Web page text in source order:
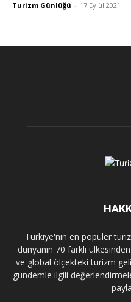
Turizm Günlüğü - 17 Eylül 2021
Türkiye'nin en popüler
dünyanın 70 farklı
ve global ölçekteki turizm
gündemle ilgili